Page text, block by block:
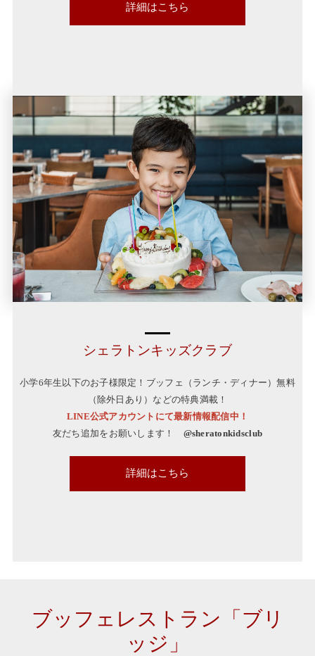
詳細はこちら
シェラトンキッズクラブ
小学6年生以下のお子様限定！ブッフェ（ランチ・ディナー）無料
（除外日あり）などの特典満載！
LINE公式アカウントにて最新情報配信中！
友だち追加をお願いします！ @sheratonkidsclub
詳細はこちら
ブッフェレストラン「ブリ
ッジ」